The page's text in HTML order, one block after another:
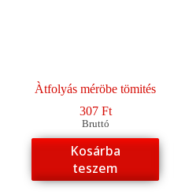
Àtfolyás méröbe tömités
307 Ft
Bruttó
Kosárba
teszem